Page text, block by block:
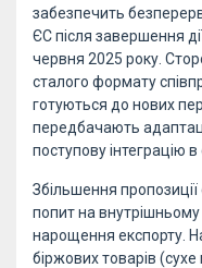
забезпечить
ЄС після завершення
червня 2025 року.
сталого формату
готуються до нових
передбачають
поступову інтеграцію
Збільшення
попит на
нарощення експорту.
біржових товарів